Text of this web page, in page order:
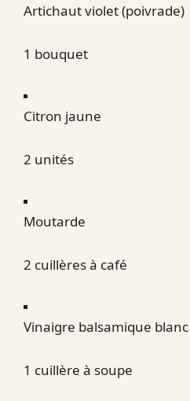
Artichaut violet (poivrade)
1 bouquet
Citron jaune
2 unités
Moutarde
2 cuillères à café
Vinaigre balsamique blanc
1 cuillère à soupe